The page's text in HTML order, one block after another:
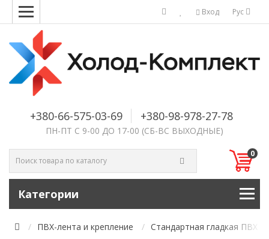
Рус
Вход
+380-66-575-03-69 +380-98-978-27-78
ПН-ПТ С 9-00 ДО 17-00 (СБ-ВС ВЫХОДНЫЕ)
0
Категории
ПВХ-лента и крепление Стандартная гладкая ПВХ